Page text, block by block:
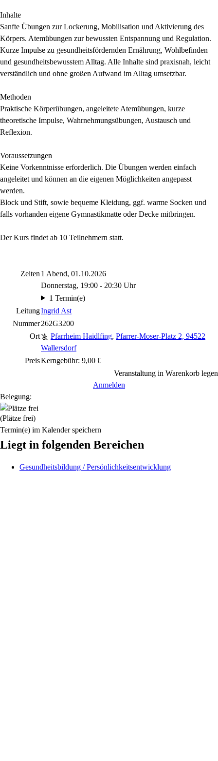
Inhalte
Sanfte Übungen zur Lockerung, Mobilisation und Aktivierung des
Körpers. Atemübungen zur bewussten Entspannung und Regulation.
Kurze Impulse zu gesundheitsfördernden Ernährung, Wohlbefinden
und gesundheitsbewusstem Alltag. Alle Inhalte sind praxisnah, leicht
verständlich und ohne großen Aufwand im Alltag umsetzbar.
Methoden
Praktische Körperübungen, angeleitete Atemübungen, kurze
theoretische Impulse, Wahrnehmungsübungen, Austausch und
Reflexion.
Voraussetzungen
Keine Vorkenntnisse erforderlich. Die Übungen werden einfach
angeleitet und können an die eigenen Möglichkeiten angepasst
werden.
Block und Stift, sowie bequeme Kleidung, ggf. warme Socken und
falls vorhanden eigene Gymnastikmatte oder Decke mitbringen.
Der Kurs findet ab 10 Teilnehmern statt.
Zeiten 1 Abend, 01.10.2026
Donnerstag, 19:00 - 20:30 Uhr
1 Termin(e)
LeitungIngrid Ast
Nummer262G3200
Ort
Pfarrheim Haidlfing, Pfarrer-Moser-Platz 2, 94522
Wallersdorf
PreisKerngebühr: 9,00 €
Veranstaltung in Warenkorb legen
Anmelden
Belegung:
(Plätze frei)
Termin(e) im Kalender speichern
Liegt in folgenden Bereichen
Gesundheitsbildung / Persönlichkeitsentwicklung